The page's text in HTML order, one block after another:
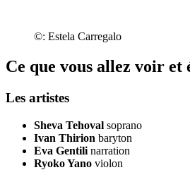
©: Estela Carregalo
Ce que vous allez voir et
Les artistes
Sheva Tehoval soprano
Ivan Thirion baryton
Eva Gentili narration
Ryoko Yano violon